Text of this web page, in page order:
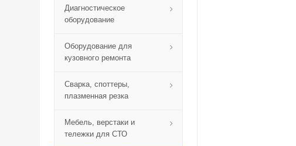
Диагностическое
оборудование
Оборудование для
кузовного ремонта
Сварка, споттеры,
плазменная резка
Мебель, верстаки и
тележки для СТО